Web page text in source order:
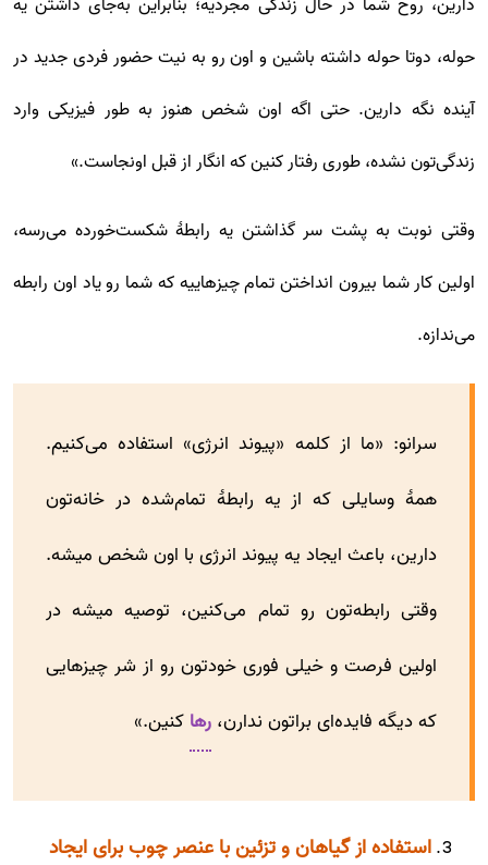
حوله، دوتا حوله داشته باشین و اون رو به نیت حضور فردی جدید در
آینده نگه دارین. حتی اگه اون شخص هنوز به طور فیزیکی وارد
زندگی‌تون نشده، طوری رفتار کنین که انگار از قبل اونجاست.»
وقتی نوبت به پشت سر گذاشتن یه رابطۀ شکست‌خورده می‌رسه،
اولین کار شما بیرون انداختن تمام چیزهاییه که شما رو یاد اون رابطه
می‌ندازه.
سرانو: «ما از کلمه «پیوند انرژی» استفاده می‌کنیم.
همۀ وسایلی که از یه رابطۀ تمام‌شده در خانه‌تون
دارین، باعث ایجاد یه پیوند انرژی با اون شخص میشه.
وقتی رابطه‌تون رو تمام می‌کنین، توصیه میشه در
اولین فرصت و خیلی فوری خودتون رو از شر چیزهایی
که دیگه فایده‌ای براتون ندارن، رها کنین.»
استفاده از گیاهان و تزئین با عنصر چوب برای ایجاد